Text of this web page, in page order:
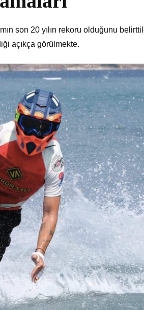
son 20 yılın rekoru olduğunu
açıkça görülmekte.